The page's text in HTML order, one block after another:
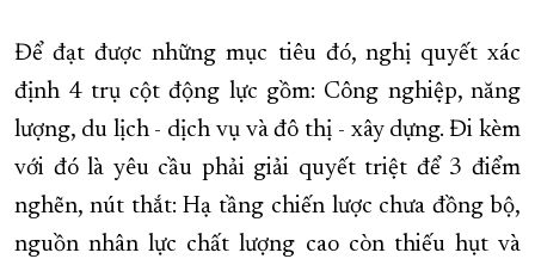
Để đạt được những mục tiêu đó, nghị quyết xác
định 4 trụ cột động lực gồm: Công nghiệp, năng
lượng, du lịch - dịch vụ và đô thị - xây dựng. Đi kèm
với đó là yêu cầu phải giải quyết triệt để 3 điểm
nghẽn, nút thắt: Hạ tầng chiến lược chưa đồng bộ,
nguồn nhân lực chất lượng cao còn thiếu hụt và